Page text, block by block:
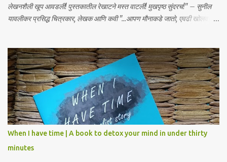
लेखनशैली खूप आवडली! पुस्तकातील रेखाटने मस्त वाटली! मुखपृष्ठ सुंदरच!" – सुनील
यावलीकर प्रसिद्ध चित्रकार, लेखक आणि कवी "...आपण मौनाकडे जातो, एवढी खोलवर
ते अत्यंत आवडले. आपल्या ग्रंथालयात या पुस्तकाचा समावेश करावा असे मला नक्कीच
वाटते." – डॉ. अनुत्तरा शाह “भावनांचा खोलवर केलेला विचार आणि मांडणीतील
शब्दप्रमाण अतुलनीय आहे.” – डॉ. प्रणव प्रभू, लेखक आणि कवी "ही कथा आपल्याला
साचेबद्ध जीवनाच्या भावविश्वात नेते आणि या निरस जीवनप्रणालीबद्दल विचार करायला भाग
पाडते!" –सुजय खलाटे, लेखक ‘माणदेशाच्या वाटेवर’ "Carpe Diem! Beautiful
read! This book makes us, readers, aware of living in the present,
moment." – Rupali S. आजपासून वाचकांकर...
When I have time | A book to detox your mind in under thirty
minutes